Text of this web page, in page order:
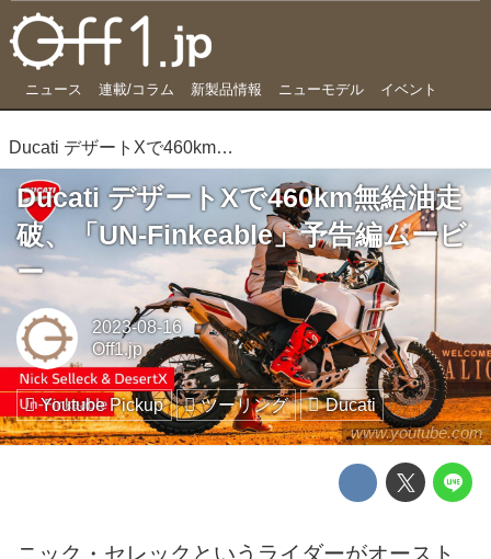
ニュース 連載/コラム 新製品情報 ニューモデル イベント
Ducati デザートXで460km無給油走破、「UN-Finkeable」予告編ムービー
www.youtube.com
Ducati デザートXで460km無給油走
破、「UN-Finkeable」予告編ムービ
ー
2023-08-16
Off1.jp
Youtube Pickup ツーリング Ducati
ニック・セレックというライダーがオースト